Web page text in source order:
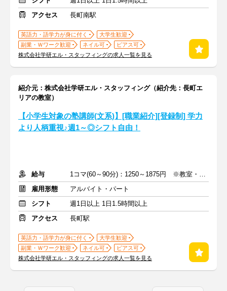
アクセス
長町南駅
英語力・語学力が身に付く
大学生歓迎
副業・Ｗワーク歓迎
ネイル可
ピアス可
株式会社学研エル・スタッフィングの求人一覧を見る
紹介元：株式会社学研エル・スタッフィング（紹介先：長町エ
リアの教室）
【小学生対象の塾講師(文系)】[職業紹介][登録制] 学力
より人柄重視♪週1～◎シフト自由！
給与
1コマ(60～90分)：1250～1875円 ※教室・指導内容・対象による
雇用形態
アルバイト・パート
シフト
週1日以上 1日1.5時間以上
アクセス
長町駅
英語力・語学力が身に付く
大学生歓迎
副業・Ｗワーク歓迎
ネイル可
ピアス可
株式会社学研エル・スタッフィングの求人一覧を見る